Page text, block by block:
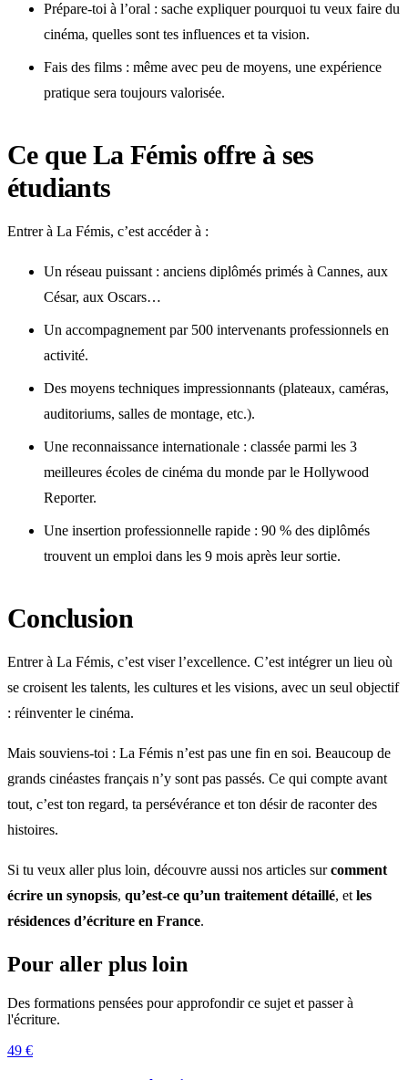
Prépare-toi à l’oral : sache expliquer pourquoi tu veux faire du
cinéma, quelles sont tes influences et ta vision.
Fais des films : même avec peu de moyens, une expérience
pratique sera toujours valorisée.
Ce que La Fémis offre à ses
étudiants
Entrer à La Fémis, c’est accéder à :
Un réseau puissant : anciens diplômés primés à Cannes, aux
César, aux Oscars…
Un accompagnement par 500 intervenants professionnels en
activité.
Des moyens techniques impressionnants (plateaux, caméras,
auditoriums, salles de montage, etc.).
Une reconnaissance internationale : classée parmi les 3
meilleures écoles de cinéma du monde par le Hollywood
Reporter.
Une insertion professionnelle rapide : 90 % des diplômés
trouvent un emploi dans les 9 mois après leur sortie.
Conclusion
Entrer à La Fémis, c’est viser l’excellence. C’est intégrer un lieu où
se croisent les talents, les cultures et les visions, avec un seul objectif
: réinventer le cinéma.
Mais souviens-toi : La Fémis n’est pas une fin en soi. Beaucoup de
grands cinéastes français n’y sont pas passés. Ce qui compte avant
tout, c’est ton regard, ta persévérance et ton désir de raconter des
histoires.
Si tu veux aller plus loin, découvre aussi nos articles surcomment
écrire un synopsis, qu’est-ce qu’un traitement détaillé, et les
résidences d’écriture en France.
Pour aller plus loin
Des formations pensées pour approfondir ce sujet et passer à
l'écriture.
49 €